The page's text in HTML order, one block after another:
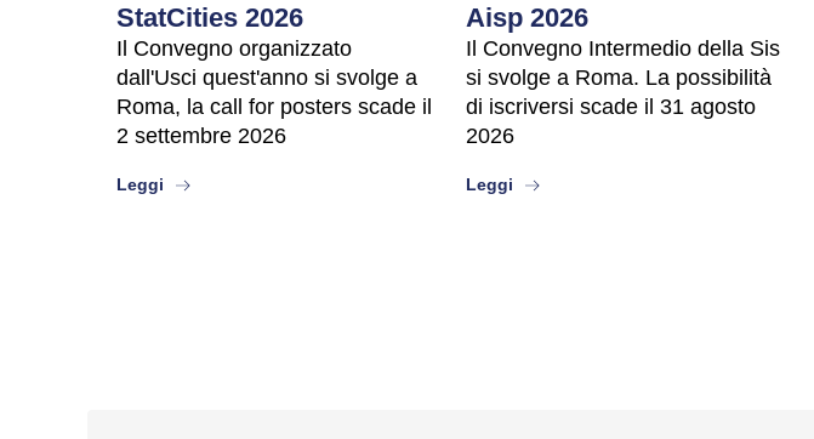
StatCities 2026
Il Convegno organizzato
dall'Usci quest'anno si svolge a
Roma, la call for posters scade il
2 settembre 2026
Leggi about
Aisp 2026
Il Convegno Intermedio della Sis
si svolge a Roma. La possibilità
di iscriversi scade il 31 agosto
2026
Leggi about